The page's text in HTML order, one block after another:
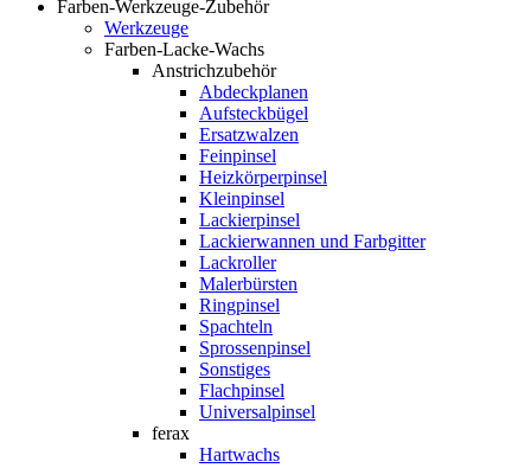
Farben-Werkzeuge-Zubehör
Werkzeuge
Farben-Lacke-Wachs
Anstrichzubehör
Abdeckplanen
Aufsteckbügel
Ersatzwalzen
Feinpinsel
Heizkörperpinsel
Kleinpinsel
Lackierpinsel
Lackierwannen und Farbgitter
Lackroller
Malerbürsten
Ringpinsel
Spachteln
Sprossenpinsel
Sonstiges
Flachpinsel
Universalpinsel
ferax
Hartwachs